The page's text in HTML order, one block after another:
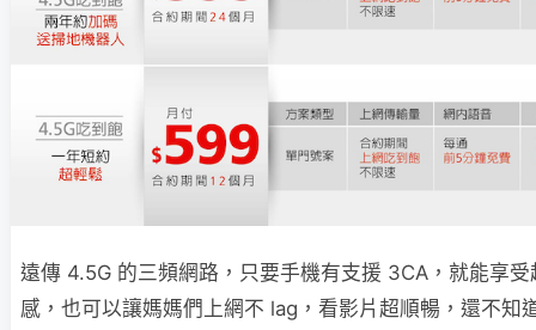
遠傳 4.5G 的三頻網路，只要手機有支援 3CA，就能享
感，也可以讓媽媽們上網不 lag，看影片超順暢，還不知